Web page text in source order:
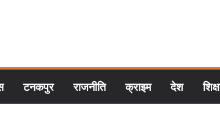
टनकपुर राजनीति क्राइम देश